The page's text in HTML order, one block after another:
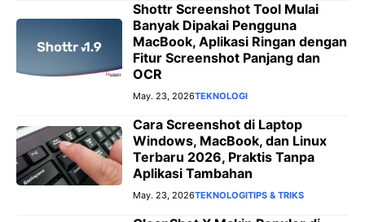
Shottr Screenshot Tool Mulai
Banyak Dipakai Pengguna
MacBook, Aplikasi Ringan dengan
Fitur Screenshot Panjang dan
OCR
May. 23, 2026TEKNOLOGI
Cara Screenshot di Laptop
Windows, MacBook, dan Linux
Terbaru 2026, Praktis Tanpa
Aplikasi Tambahan
May. 23, 2026TEKNOLOGITIPS & TRIKS